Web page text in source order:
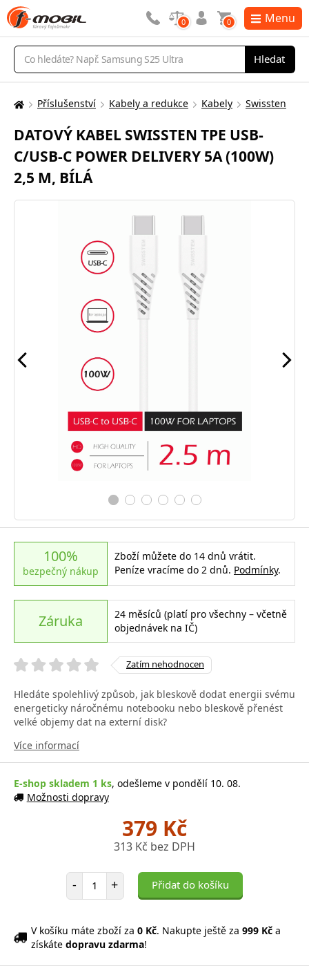
Vyhledávání
Hledat
0 0 Menu
Zde
nacházíte:
Příslušenství Kabely a redukce Kabely Swissten
DATOVÝ KABEL SWISSTEN TPE USB-
C/USB-C POWER DELIVERY 5A (100W)
2,5 M, BÍLÁ
100%
bezpečný nákup
Zboží můžete do 14 dnů vrátit.
Peníze vracíme do 2 dnů. Podmínky.
Záruka
24 měsíců (platí pro všechny – včetně
objednávek na IČ)
Zatím nehodnocen
Hledáte spolehlivý způsob, jak bleskově dodat energii svému
energeticky náročnému notebooku nebo bleskově přenést
velké objemy dat na externí disk?
Více informací
E-shop skladem 1 ks, odešleme v pondělí 10. 08.
Možnosti dopravy
379 Kč
313 Kč bez DPH
- Počet položek
+ Přidat do košíku
V košíku máte zboží za 0 Kč. Nakupte ještě za 999 Kč a
získáte dopravu zdarma!